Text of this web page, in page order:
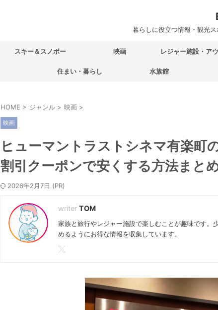
暮らしに役立つ情報・観光
スキー＆スノボー 映画 レジャー施設・ア
住まい・暮らし 水族館
HOME > ジャンル > 映画 >
映画
ヒューマントラストシネマ有楽町
割引クーポンで安くする方法まと
2026年2月7日
TOM
家族と旅行やレジャー施設で楽しむことが趣味です。
めるようにお得な情報を収集しています。